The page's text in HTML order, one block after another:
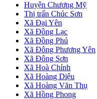
Huyện Chương Mỹ
Thị trấn Chúc Sơn
Xã Đại Yên
Xã Đồng Lạc
Xã Đồng Phú
Xã Đông Phương Yên
Xã Đông Sơn
Xã Hoà Chính
Xã Hoàng Diệu
Xã Hoàng Văn Thụ
Xã Hồng Phong